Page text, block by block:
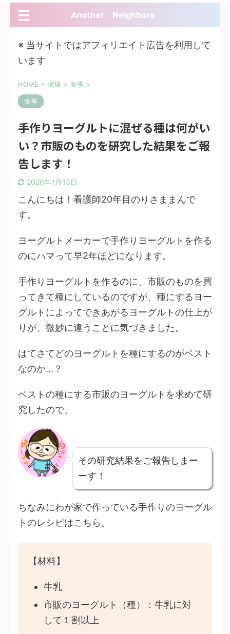
Another Neighbors
※ 当サイトではアフィリエイト広告を利用して
います
HOME > 健康 > 食事 >
食事
手作りヨーグルトに混ぜる種は何がい
い？市販のものを研究した結果をご報
告します！
2026年1月13日
こんにちは！看護師20年目のりさままんで
す。
ヨーグルトメーカーで手作りヨーグルトを作る
のにハマって早2年ほどになります。
手作りヨーグルトを作るのに、市販のものを買
ってきて種にしているのですが、種にするヨー
グルトによってできあがるヨーグルトの仕上が
りが、微妙に違うことに気づきました。
はてさてどのヨーグルトを種にするのがベスト
なのか…？
ベストの種にする市販のヨーグルトを求めて研
究したので、
その研究結果をご報告しまー
ーす！
ちなみにわが家で作っている手作りのヨーグル
トのレシピはこちら。
【材料】
牛乳
市販のヨーグルト（種）：牛乳に対
して１割以上